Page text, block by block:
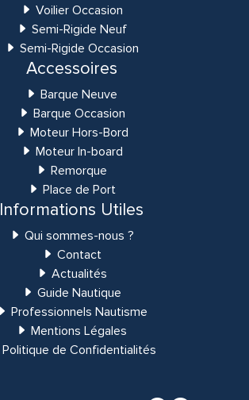
Voilier Occasion
Semi-Rigide Neuf
Semi-Rigide Occasion
Accessoires
Barque Neuve
Barque Occasion
Moteur Hors-Bord
Moteur In-board
Remorque
Place de Port
Informations Utiles
Qui sommes-nous ?
Contact
Actualités
Guide Nautique
Professionnels Nautisme
Mentions Légales
Politique de Confidentialités